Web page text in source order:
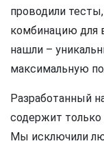
проводили
комбинацию для
нашли –
максимальную
Разработанный
содержит
Мы исключили